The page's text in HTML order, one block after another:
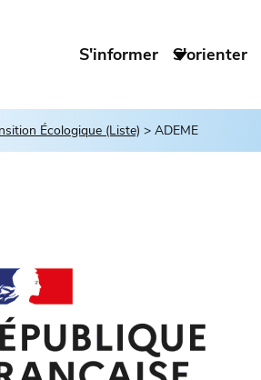
S'informer S'orienter
Écologique (Liste) ADEME